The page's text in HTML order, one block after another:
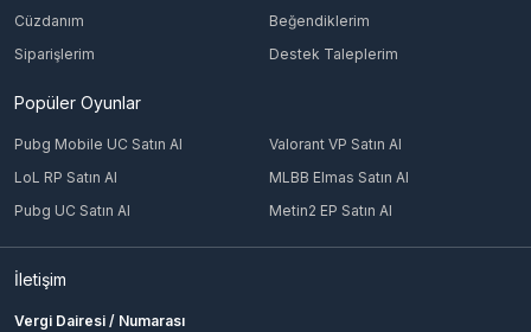
Cüzdanım
Beğendiklerim
Siparişlerim
Destek Taleplerim
Popüler Oyunlar
Pubg Mobile UC Satın Al
Valorant VP Satın Al
LoL RP Satın Al
MLBB Elmas Satın Al
Pubg UC Satın Al
Metin2 EP Satın Al
İletişim
Vergi Dairesi / Numarası